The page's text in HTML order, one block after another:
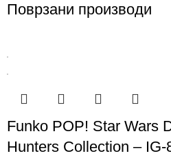
Поврзани производи
Funko POP! Star Wars
Hunters Collection – IG-